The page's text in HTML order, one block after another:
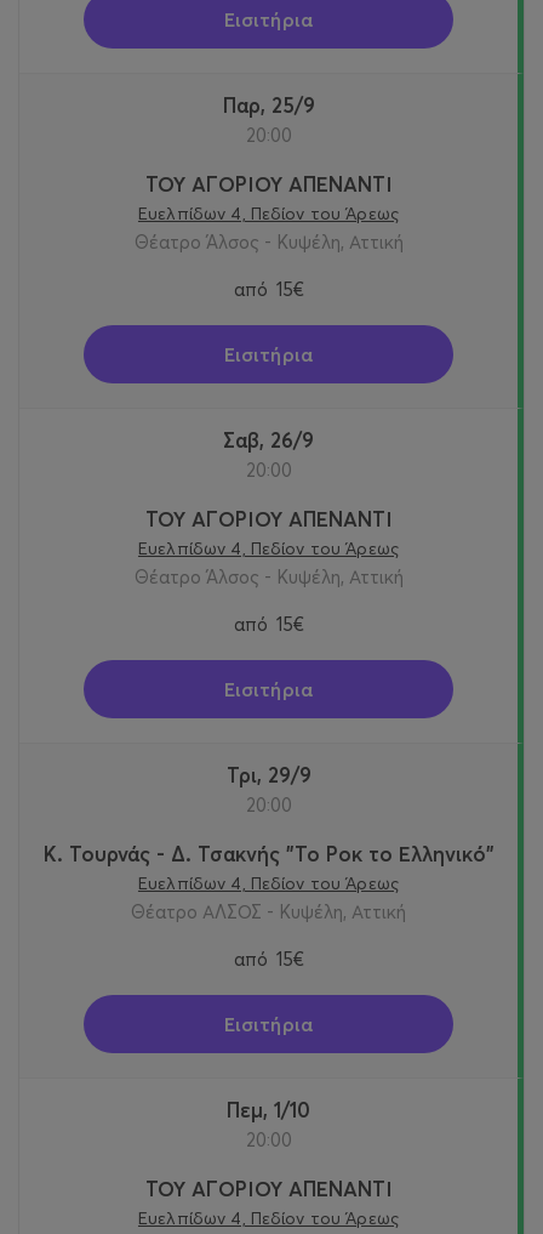
Εισιτήρια
Παρ, 25/9
20:00
ΤΟΥ ΑΓΟΡΙΟΥ ΑΠΕΝΑΝΤΙ
Ευελπίδων 4, Πεδίον του Άρεως
Θέατρο Άλσος - Κυψέλη, Αττική
από 15€
Εισιτήρια
Σαβ, 26/9
20:00
ΤΟΥ ΑΓΟΡΙΟΥ ΑΠΕΝΑΝΤΙ
Ευελπίδων 4, Πεδίον του Άρεως
Θέατρο Άλσος - Κυψέλη, Αττική
από 15€
Εισιτήρια
Τρι, 29/9
20:00
Κ. Τουρνάς - Δ. Τσακνής "Το Ροκ το Ελληνικό"
Ευελπίδων 4, Πεδίον του Άρεως
Θέατρο ΑΛΣΟΣ - Κυψέλη, Αττική
από 15€
Εισιτήρια
Πεμ, 1/10
20:00
ΤΟΥ ΑΓΟΡΙΟΥ ΑΠΕΝΑΝΤΙ
Ευελπίδων 4, Πεδίον του Άρεως